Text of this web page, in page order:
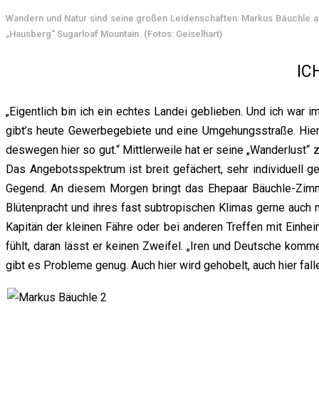
Wandern und Natur sind seine großen Leidenschaften: Markus
„Hausberg“ Sugarloaf Mountain. (Fotos: Geiselhart)
„Eigentlich bin ich ein echtes Landei geblieben. Und ich war
gibt’s heute Gewerbegebiete und eine Umgehungsstraße.
deswegen hier so gut.“ Mittlerweile hat er seine
Das Angebotsspektrum ist breit gefächert, sehr individuell
Gegend. An diesem Morgen bringt das Ehepaar Bäuchle-
Blütenpracht und ihres fast subtropischen Klimas gerne
Kapitän der kleinen Fähre oder bei anderen Treffen mit
fühlt, daran lässt er keinen Zweifel. „Iren und Deutsche
gibt es Probleme genug. Auch hier wird gehobelt, auch hier